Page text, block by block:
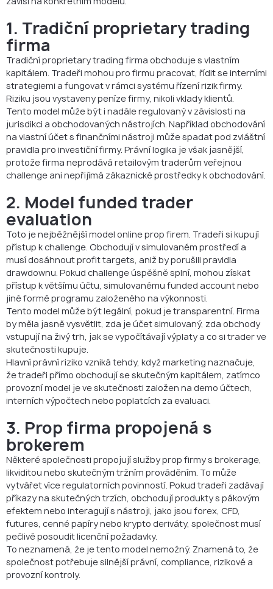
1. Tradiční proprietary trading
firma
Tradiční proprietary trading firma obchoduje s vlastním
kapitálem. Tradeři mohou pro firmu pracovat, řídit se interními
strategiemi a fungovat v rámci systému řízení rizik firmy.
Riziku jsou vystaveny peníze firmy, nikoli vklady klientů.
Tento model může být i nadále regulovaný v závislosti na
jurisdikci a obchodovaných nástrojích. Například obchodování
na vlastní účet s finančními nástroji může spadat pod zvláštní
pravidla pro investiční firmy. Právní logika je však jasnější,
protože firma neprodává retailovým traderům veřejnou
challenge ani nepřijímá zákaznické prostředky k obchodování.
2. Model funded trader
evaluation
Toto je nejběžnější model online prop firem. Tradeři si kupují
přístup k challenge. Obchodují v simulovaném prostředí a
musí dosáhnout profit targets, aniž by porušili pravidla
drawdownu. Pokud challenge úspěšně splní, mohou získat
přístup k většímu účtu, simulovanému funded account nebo
jiné formě programu založeného na výkonnosti.
Tento model může být legální, pokud je transparentní. Firma
by měla jasně vysvětlit, zda je účet simulovaný, zda obchody
vstupují na živý trh, jak se vypočítávají výplaty a co si trader ve
skutečnosti kupuje.
Hlavní právní riziko vzniká tehdy, když marketing naznačuje,
že tradeři přímo obchodují se skutečným kapitálem, zatímco
provozní model je ve skutečnosti založen na demo účtech,
interních výpočtech nebo poplatcích za evaluaci.
3. Prop firma propojená s
brokerem
Některé společnosti propojují služby prop firmy s brokerage,
likviditou nebo skutečným tržním prováděním. To může
vytvářet více regulatorních povinností. Pokud tradeři zadávají
příkazy na skutečných trzích, obchodují produkty s pákovým
efektem nebo interagují s nástroji, jako jsou forex, CFD,
futures, cenné papíry nebo krypto deriváty, společnost musí
pečlivě posoudit licenční požadavky.
To neznamená, že je tento model nemožný. Znamená to, že
společnost potřebuje silnější právní, compliance, rizikové a
provozní kontroly.